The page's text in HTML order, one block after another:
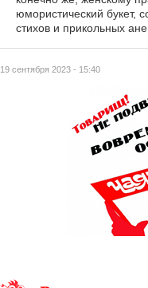
19 сентября 2023 - 15:40
юмористический букет,
стихов и прикольных